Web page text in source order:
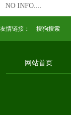
NO INFO....
友情链接： 搜狗搜索
网站首页